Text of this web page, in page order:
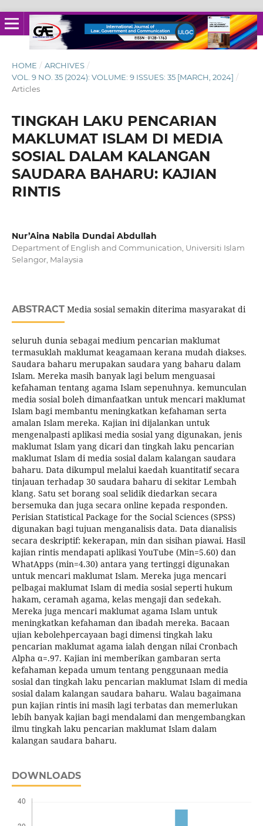
HOME / ARCHIVES /
VOL. 9 NO. 35 (2024): VOLUME: 9 ISSUES: 35 [MARCH, 2024] /
Articles
TINGKAH LAKU PENCARIAN
MAKLUMAT ISLAM DI MEDIA
SOSIAL DALAM KALANGAN
SAUDARA BAHARU: KAJIAN
RINTIS
Nur’Aina Nabila Dundai Abdullah
Department of English and Communication, Universiti Islam
Selangor, Malaysia
ABSTRACTMedia sosial semakin diterima masyarakat di
seluruh dunia sebagai medium pencarian maklumat
termasuklah maklumat keagamaan kerana mudah diakses.
Saudara baharu merupakan saudara yang baharu dalam
Islam. Mereka masih banyak lagi belum menguasai
kefahaman tentang agama Islam sepenuhnya. kemunculan
media sosial boleh dimanfaatkan untuk mencari maklumat
Islam bagi membantu meningkatkan kefahaman serta
amalan Islam mereka. Kajian ini dijalankan untuk
mengenalpasti aplikasi media sosial yang digunakan, jenis
maklumat Islam yang dicari dan tingkah laku pencarian
maklumat Islam di media sosial dalam kalangan saudara
baharu. Data dikumpul melalui kaedah kuantitatif secara
tinjauan terhadap 30 saudara baharu di sekitar Lembah
klang. Satu set borang soal selidik diedarkan secara
bersemuka dan juga secara online kepada responden.
Perisian Statistical Package for the Social Sciences (SPSS)
digunakan bagi tujuan menganalisis data. Data dianalisis
secara deskriptif: kekerapan, min dan sisihan piawai. Hasil
kajian rintis mendapati aplikasi YouTube (Min=5.60) dan
WhatApps (min=4.30) antara yang tertinggi digunakan
untuk mencari maklumat Islam. Mereka juga mencari
pelbagai maklumat Islam di media sosial seperti hukum
hakam, ceramah agama, kelas mengaji dan sedekah.
Mereka juga mencari maklumat agama Islam untuk
meningkatkan kefahaman dan ibadah mereka. Bacaan
ujian kebolehpercayaan bagi dimensi tingkah laku
pencarian maklumat agama ialah dengan nilai Cronbach
Alpha α=.97. Kajian ini memberikan gambaran serta
kefahaman kepada umum tentang penggunaan media
sosial dan tingkah laku pencarian maklumat Islam di media
sosial dalam kalangan saudara baharu. Walau bagaimana
pun kajian rintis ini masih lagi terbatas dan memerlukan
lebih banyak kajian bagi mendalami dan mengembangkan
ilmu tingkah laku pencarian maklumat Islam dalam
kalangan saudara baharu.
DOWNLOADS